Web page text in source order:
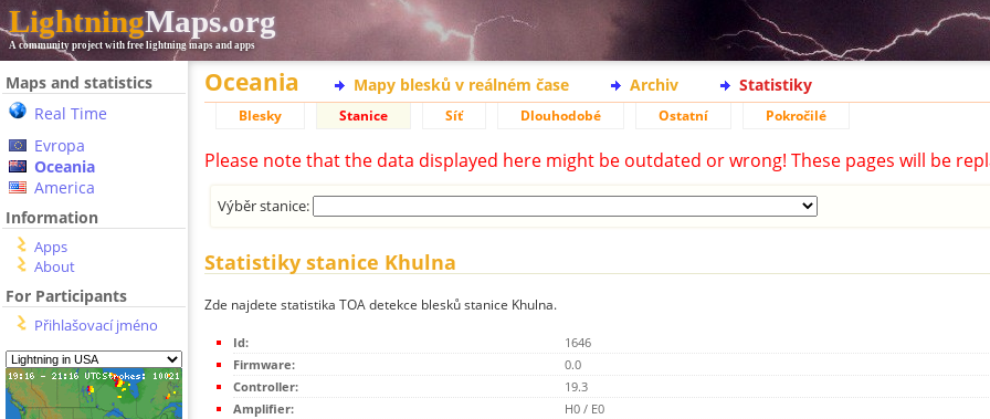
LightningMaps.org
A community project with free lightning maps and apps
Maps and statistics
Real Time
Evropa
Oceania
America
Information
Apps
About
For Participants
Přihlašovací jméno
Oceania Mapy blesků v reálném čase Archiv Statistiky
Blesky Stanice Síť Dlouhodobé Ostatní Pokročilé
Please note that the data displayed here might be outdated or wrong! These pages will be
Výběr stanice:
Statistiky stanice Khulna
Zde najdete statistika TOA detekce blesků stanice Khulna.
Id:
1646
Firmware:
0.0
Controller:
19.3
Amplifier:
H0 / E0